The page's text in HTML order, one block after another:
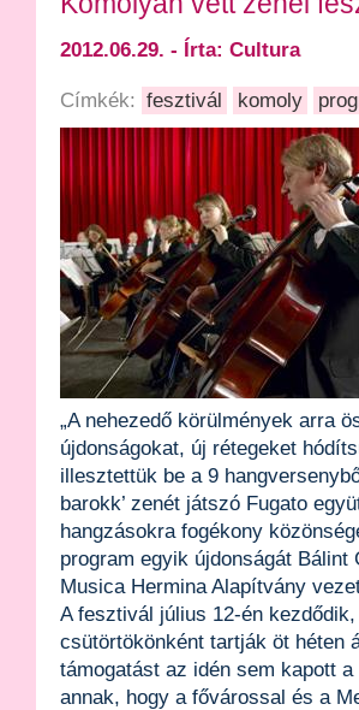
2012.06.29. - Írta: Cultura
Címkék: fesztivál komoly
„A nehezedő körülmények arra
újdonságokat, új rétegeket
illesztettük be a 9
barokk’ zenét játszó Fugato
hangzásokra fogékony
program egyik újdonságát
Musica Hermina Alapítvány
A fesztivál július 12-én
csütörtökönként tartják öt héten
támogatást az idén sem kapott
annak, hogy a fővárossal és a